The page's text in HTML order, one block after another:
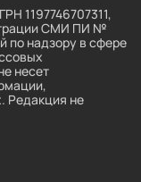
1197746707311,
СМИ ПИ №
по надзору в сфере
несет
Редакция не